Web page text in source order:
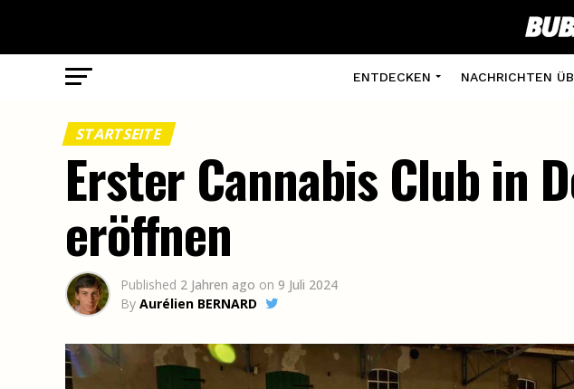
ENTDECKEN NACHRICHTEN
STARTSEITE
Erster Cannabis Club in
eröffnen
Published 2 Jahren ago on 9 Juli 2024
By Aurélien BERNARD